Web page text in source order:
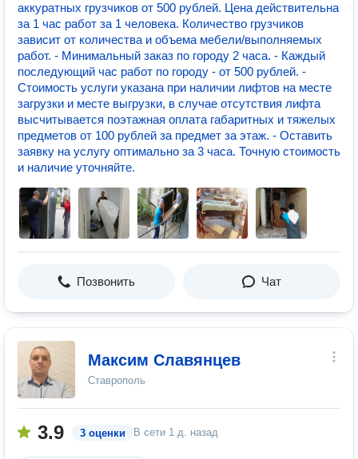
аккуратных грузчиков от 500 рублей. Цена действительна
за 1 час работ за 1 человека. Количество грузчиков
зависит от количества и объема мебели/выполняемых
работ. - Минимальный заказ по городу 2 часа. - Каждый
последующий час работ по городу - от 500 рублей. -
Стоимость услуги указана при наличии лифтов на месте
загрузки и месте выгрузки, в случае отсутствия лифта
высчитывается поэтажная оплата габаритных и тяжелых
предметов от 100 рублей за предмет за этаж. - Оставить
заявку на услугу оптимально за 3 часа. Точную стоимость
и наличие уточняйте.
Позвонить Чат
Максим Славянцев
Ставрополь
3.9 3 оценки В сети 1 д. назад